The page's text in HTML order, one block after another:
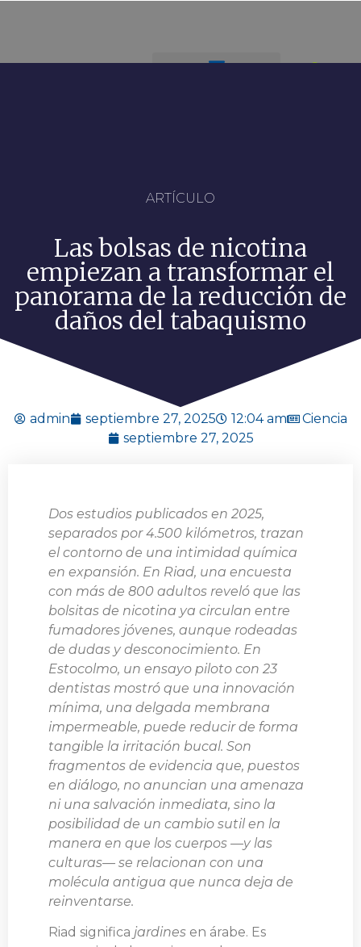
ARTÍCULO
Las bolsas de nicotina
empiezan a transformar el
panorama de la reducción de
daños del tabaquismo
admin septiembre 27, 2025 12:04 am
Ciencia
septiembre 27, 2025
Dos estudios publicados en 2025,
separados por 4.500 kilómetros, trazan
el contorno de una intimidad química
en expansión. En Riad, una encuesta
con más de 800 adultos reveló que las
bolsitas de nicotina ya circulan entre
fumadores jóvenes, aunque rodeadas
de dudas y desconocimiento. En
Estocolmo, un ensayo piloto con 23
dentistas mostró que una innovación
mínima, una delgada membrana
impermeable, puede reducir de forma
tangible la irritación bucal. Son
fragmentos de evidencia que, puestos
en diálogo, no anuncian una amenaza
ni una salvación inmediata, sino la
posibilidad de un cambio sutil en la
manera en que los cuerpos —y las
culturas— se relacionan con una
molécula antigua que nunca deja de
reinventarse.
Riad significa jardines en árabe. Es